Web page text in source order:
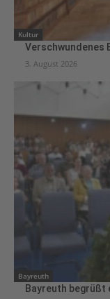
Kultur
Verschwundenes
3. August 2026
Bayreuth
Bayreuth begrüßt